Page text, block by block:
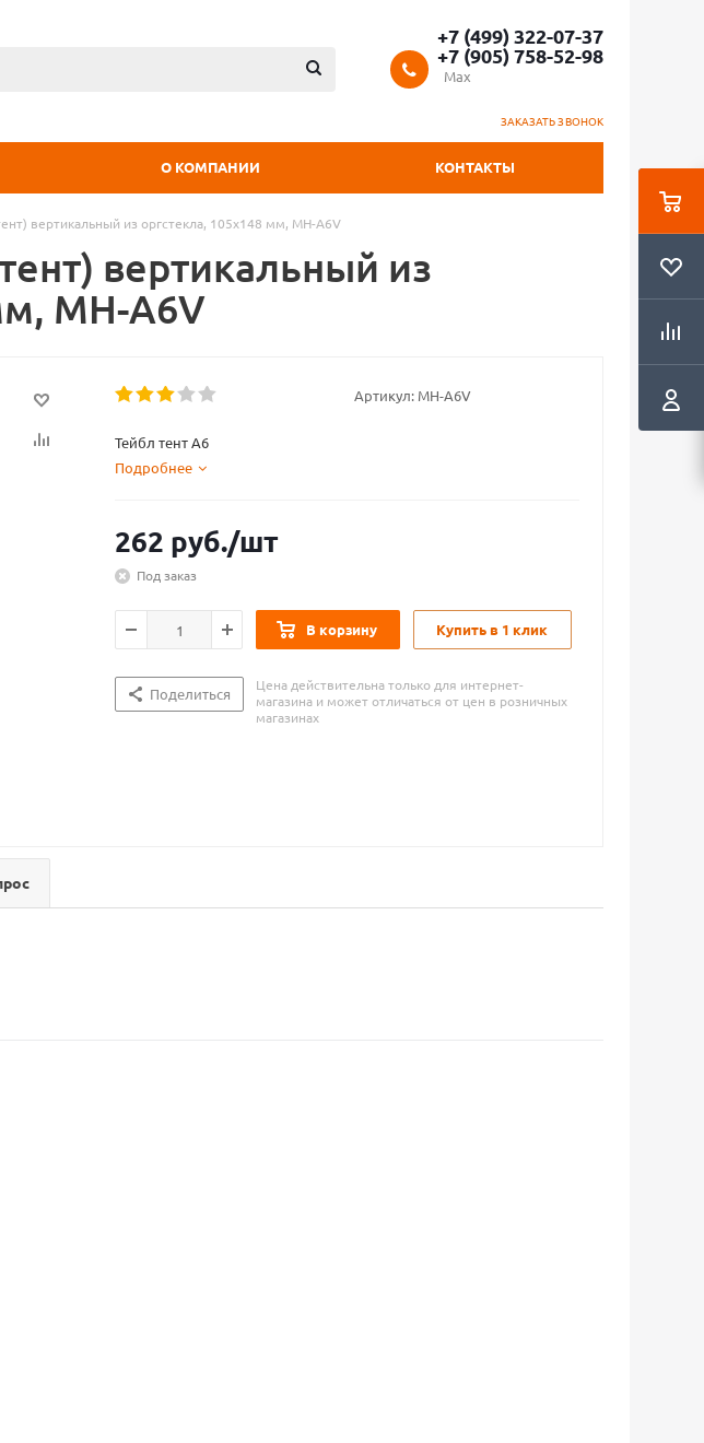
+7 (499) 322-07-37
+7 (905) 758-52-98
Max
ЗАКАЗАТЬ ЗВОНОК
О КОМПАНИИ КОНТАКТЫ
вертикальный из оргстекла, 105х148 мм, MH-A6V
вертикальный из
MH-A6V
Артикул: MH-A6V
Тейбл тент А6
Подробнее
262 руб./шт
Под заказ
В корзину Купить в 1 клик
Поделиться
Цена действительна только для интернет-
магазина и может отличаться от цен в розничных
магазинах